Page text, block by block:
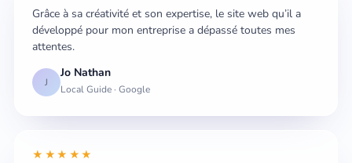
Grâce à sa créativité et son expertise, le site web qu’il a
développé pour mon entreprise a dépassé toutes mes
attentes.
J
Jo Nathan
Local Guide · Google
★★★★★